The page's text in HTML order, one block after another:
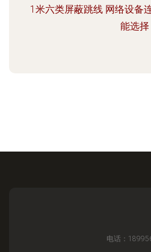
1米六类屏蔽跳线 网络设备
能选择
电话：